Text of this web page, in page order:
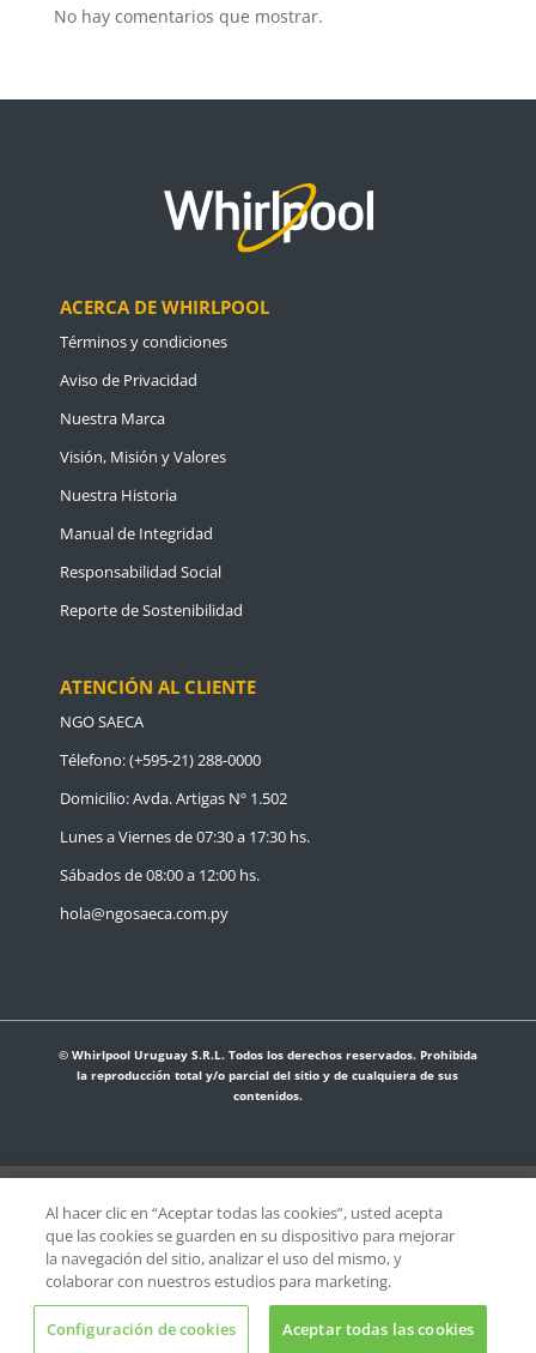
No hay comentarios que mostrar.
ACERCA DE WHIRLPOOL
Términos y condiciones
Aviso de Privacidad
Nuestra Marca
Visión, Misión y Valores
Nuestra Historia
Manual de Integridad
Responsabilidad Social
Reporte de Sostenibilidad
ATENCIÓN AL CLIENTE
NGO SAECA
Télefono: (+595-21) 288-0000
Domicilio: Avda. Artigas Nº 1.502
Lunes a Viernes de 07:30 a 17:30 hs.
Sábados de 08:00 a 12:00 hs.
hola@ngosaeca.com.py
© Whirlpool Uruguay S.R.L. Todos los derechos reservados. Prohibida
la reproducción total y/o parcial del sitio y de cualquiera de sus
contenidos.
¡Recibe nuestras ofertas y novedades por mail!
Al hacer clic en “Aceptar todas las cookies”, usted acepta
que las cookies se guarden en su dispositivo para mejorar
la navegación del sitio, analizar el uso del mismo, y
colaborar con nuestros estudios para marketing.
Configuración de cookies Aceptar todas las cookies